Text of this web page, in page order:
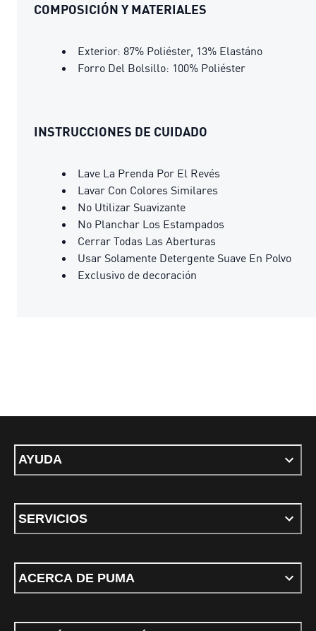
COMPOSICIÓN Y MATERIALES
Exterior: 87% Poliéster, 13% Elastáno
Forro Del Bolsillo: 100% Poliéster
INSTRUCCIONES DE CUIDADO
Lave La Prenda Por El Revés
Lavar Con Colores Similares
No Utilizar Suavizante
No Planchar Los Estampados
Cerrar Todas Las Aberturas
Usar Solamente Detergente Suave En Polvo
Exclusivo de decoración
AYUDA
SERVICIOS
ACERCA DE PUMA